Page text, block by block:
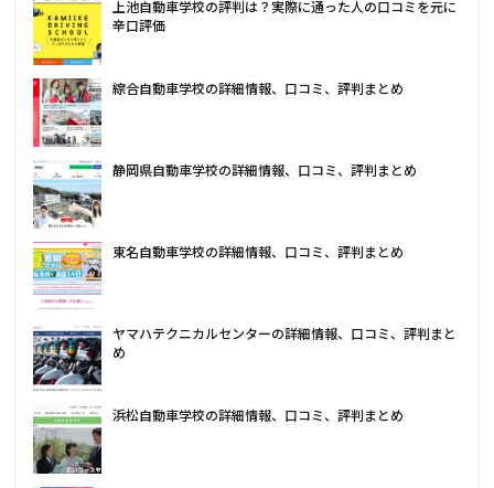
上池自動車学校の評判は？実際に通った人の口コミを元に
辛口評価
綜合自動車学校の詳細情報、口コミ、評判まとめ
静岡県自動車学校の詳細情報、口コミ、評判まとめ
東名自動車学校の詳細情報、口コミ、評判まとめ
ヤマハテクニカルセンターの詳細情報、口コミ、評判まと
め
浜松自動車学校の詳細情報、口コミ、評判まとめ